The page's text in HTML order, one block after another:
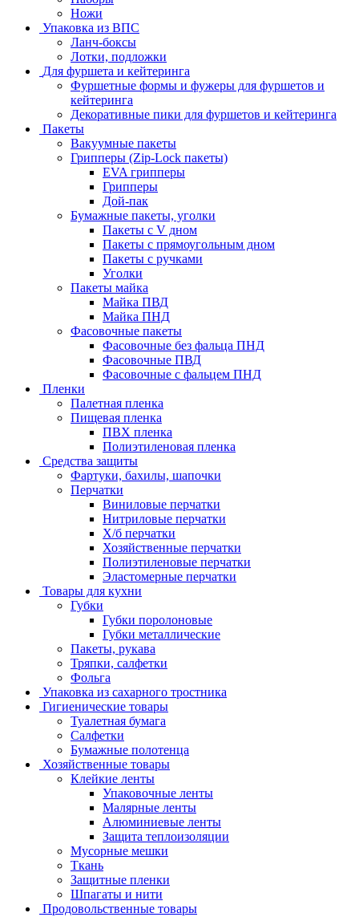
Ножи
Упаковка из ВПС
Ланч-боксы
Лотки, подложки
Для фуршета и кейтеринга
Фуршетные формы и фужеры для фуршетов и
кейтеринга
Декоративные пики для фуршетов и кейтеринга
Пакеты
Вакуумные пакеты
Грипперы (Zip-Lock пакеты)
EVA грипперы
Грипперы
Дой-пак
Бумажные пакеты, уголки
Пакеты с V дном
Пакеты с прямоугольным дном
Пакеты с ручками
Уголки
Пакеты майка
Майка ПВД
Майка ПНД
Фасовочные пакеты
Фасовочные без фальца ПНД
Фасовочные ПВД
Фасовочные с фальцем ПНД
Пленки
Палетная пленка
Пищевая пленка
ПВХ пленка
Полиэтиленовая пленка
Средства защиты
Фартуки, бахилы, шапочки
Перчатки
Виниловые перчатки
Нитриловые перчатки
Х/б перчатки
Хозяйственные перчатки
Полиэтиленовые перчатки
Эластомерные перчатки
Товары для кухни
Губки
Губки поролоновые
Губки металлические
Пакеты, рукава
Тряпки, салфетки
Фольга
Упаковка из сахарного тростника
Гигиенические товары
Туалетная бумага
Салфетки
Бумажные полотенца
Хозяйственные товары
Клейкие ленты
Упаковочные ленты
Малярные ленты
Алюминиевые ленты
Защита теплоизоляции
Мусорные мешки
Ткань
Защитные пленки
Шпагаты и нити
Продовольственные товары